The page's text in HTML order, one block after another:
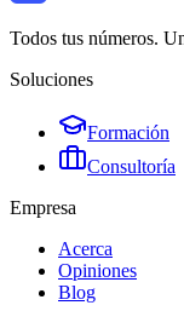
Todos tus números.
Soluciones
Formación
Consultoría
Empresa
Acerca
Opiniones
Blog